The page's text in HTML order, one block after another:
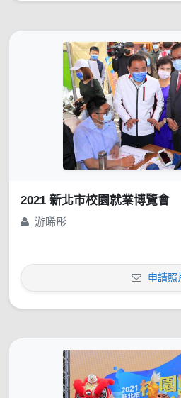
2021 新北市校園就業博覽會
游晞彤
申請照